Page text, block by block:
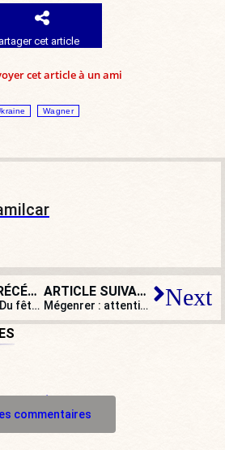
cet article
cet article à un ami
Wagner
ARTICLE PRÉCÉDENT
Le Gwenn ha Du fête son centenaire
ARTICLE SUIVANT
Mégenrer : attention, ça coûte cher ! Next
commentaires